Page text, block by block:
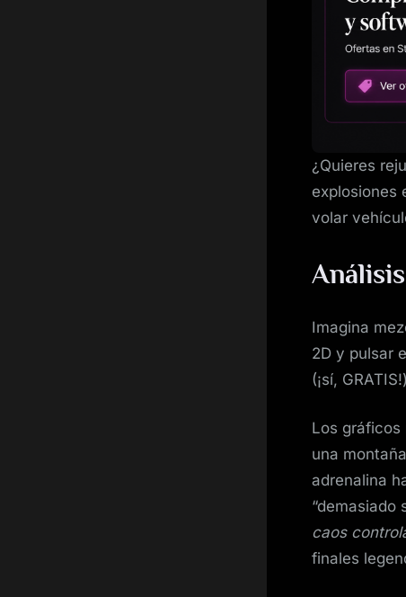
¿Quieres
explosiones
volar
Imagina
2D y pulsar
(¡sí,
Los gráficos
una
adrenalina
“demasiado
caos
finales